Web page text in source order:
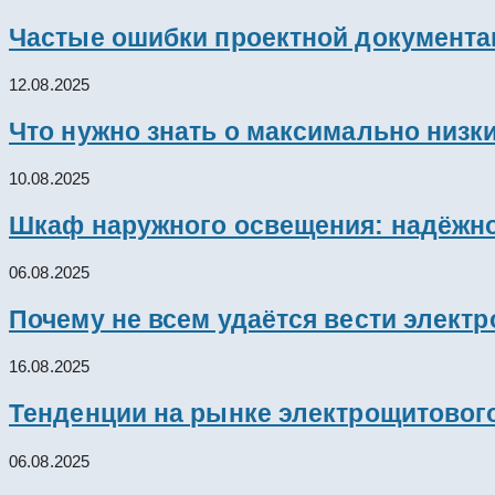
Частые ошибки проектной
12.08.2025
Что нужно знать о максимально
10.08.2025
Шкаф наружного освещения:
06.08.2025
Почему не всем удаётся вести
16.08.2025
Тенденции на рынке
06.08.2025